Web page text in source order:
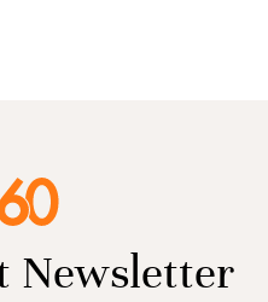
Newsletter